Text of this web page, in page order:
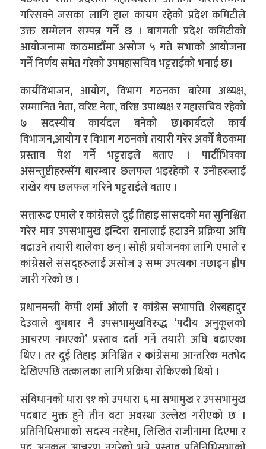
गरिसक्ने जसका लागि हाल कायम रहेको प्रदेश कमिटीले
उक्त सम्मेलन सम्पन्न गर्ने छ । बागमती प्रदेश कमिटीको
आयोजनामा काठमाडौँमा असोज ५ गते सभाको आयोजना
गर्ने निर्णय समेत गरेको उपमहासचिव भट्टराईको भनाई छ।
कार्यविभाजन, आयोग, विभाग गठनका बारेमा अध्यक्ष,
सम्मानित नेता, वरिष्ट नेता, वरिष्ठ उपाध्यक्ष र महासचिव रहेको
७ सदस्यीय कार्यदल बनेको छ।कार्यदले कार्य
विभाजन,आयोग र विभाग गठनको तयारी गरेर अर्को बैठकमा
प्रस्ताव पेश गर्ने भट्टराइले बताए । पार्टीभित्रका
असन्तुष्टीहरुसँग बारम्बार छलफल भइरहेको र उनीहरुलाई
राखेर थप छलफल गरिने भट्टराईले बताए ।
सत्तारूढ एमाले र कांग्रेसले दुई तिहाइ सांसदको मत सुनिश्चित
गरेर मात्र उपसभामुख इन्दिरा रानालाई हटाउने प्रक्रिया अघि
बढाउने तयारी थालेका छन् । सोही प्रयोजनका लागि एमाले र
कांग्रेसले संसद्हरुलाई असोज ३ सम्म उपत्यका नछाड्न ह्वीप
जारी गरेको छ ।
प्रधानमन्त्री केपी शर्मा ओली र कांग्रेस सभापति शेरबहादुर
देउवाले बुधबार नै उपसभामुखविरुद्ध ‘पदीय अनुकूलको
आचरण नभएको’ प्रस्ताव दर्ता गर्ने तयारी अघि बढाएका
थिए । तर दुई तिहाइ अनिश्चित र कांग्रेसमा आन्तरिक मतभेद
देखिएपछि तत्कालका लागि प्रक्रिया रोकिएको थियो ।
संविधानको धारा ९१ को उपधारा ६ मा सभामुख र उपसभामुख
पदबाट मुक्त हुने तीन वटा अवस्था उल्लेख गरीएको छ ।
प्रतिनिधिसभाको सदस्य नरहेमा, लिखित राजीनामा दिएमा र